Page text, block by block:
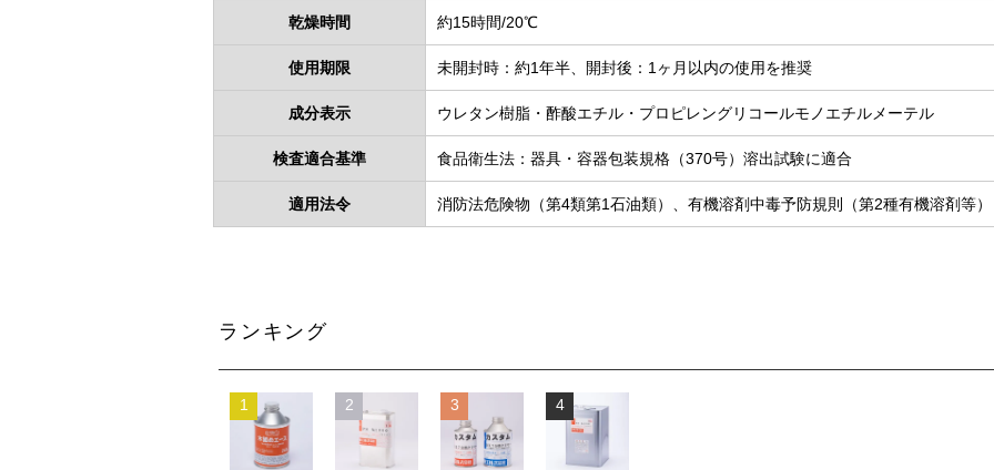
乾燥時間 約15時間/20℃
使用期限 未開封時：約1年半、開封後：1ヶ月以内の使用を推奨
成分表示 ウレタン樹脂・酢酸エチル・プロピレングリコールモノエチルメーテル
検査適合基準 食品衛生法：器具・容器包装規格（370号）溶出試験に適合
適用法令 消防法危険物（第4類第1石油類）、有機溶剤中毒予防規則（第2種有機溶剤等）
ランキング
1 2 3 4